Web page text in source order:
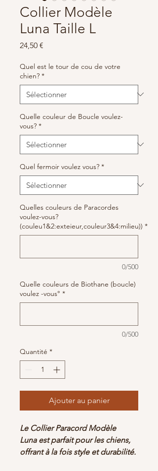
Collier Modèle
Luna Taille L
24,50 €
Quel est le tour de cou de votre
chien? *
Quelle couleur de Boucle voulez-
vous? *
Quel fermoir voulez vous? *
Quelles couleurs de Paracordes
voulez-vous?
(couleu1&2:exteieur,couleur3&4:milieu)) *
0/500
Quelle couleurs de Biothane (boucle)
voulez -vous° *
0/500
Quantité *
Ajouter au panier
Le Collier Paracord Modèle
Luna est parfait pour les chiens,
offrant à la fois style et durabilité.